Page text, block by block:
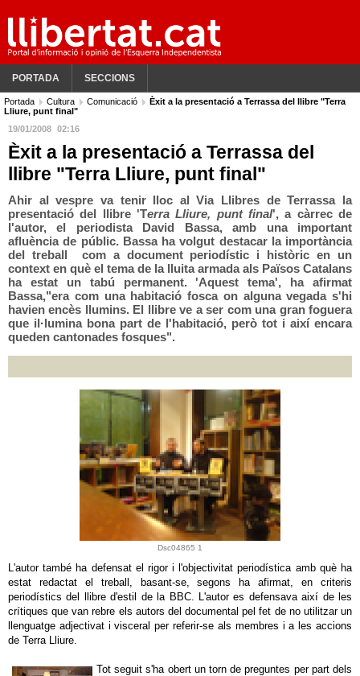
PORTADA SECCIONS
Portada Cultura Comunicació
Èxit a la presentació a Terrassa del llibre "Terra
Lliure, punt final"
19/01/2008 02:16
Èxit a la presentació a Terrassa del
llibre "Terra Lliure, punt final"
Ahir al vespre va tenir lloc al Via Llibres de Terrassa la
presentació del llibre 'Terra Lliure, punt final', a càrrec de
l'autor, el periodista David Bassa, amb una important
afluència de públic. Bassa ha volgut destacar la importància
del treball com a document periodístic i històric en un
context en què el tema de la lluita armada als Països Catalans
ha estat un tabú permanent. 'Aquest tema', ha afirmat
Bassa,"era com una habitació fosca on alguna vegada s'hi
havien encès llumins. El llibre ve a ser com una gran foguera
que il·lumina bona part de l'habitació, però tot i així encara
queden cantonades fosques".
Dsc04865 1
L'autor també ha defensat el rigor i l'objectivitat periodística amb què ha
estat redactat el treball, basant-se, segons ha afirmat, en criteris
periodístics del llibre d'estil de la BBC. L'autor es defensava així de les
crítiques que van rebre els autors del documental pel fet de no utilitzar un
llenguatge adjectivat i visceral per referir-se als membres i a les accions
de Terra Lliure.
Tot seguit s'ha obert un torn de preguntes per part dels